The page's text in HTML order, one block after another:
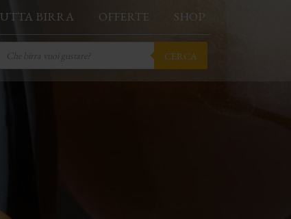
BIRRA OFFERTE SHOP
search CERCA